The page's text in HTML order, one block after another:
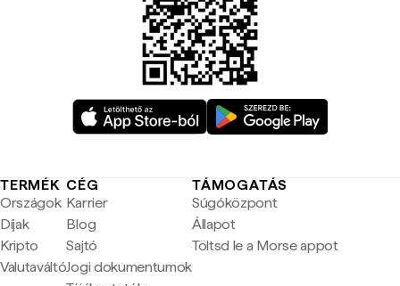
TERMÉK
Országok
Díjak
Kripto
Valutaváltó
CÉG
Karrier
Blog
Sajtó
Jogi dokumentumok
TÁMOGATÁS
Súgóközpont
Állapot
Töltsd le a Morse appot